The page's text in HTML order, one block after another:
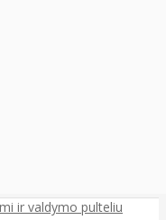
ir valdymo pulteliu